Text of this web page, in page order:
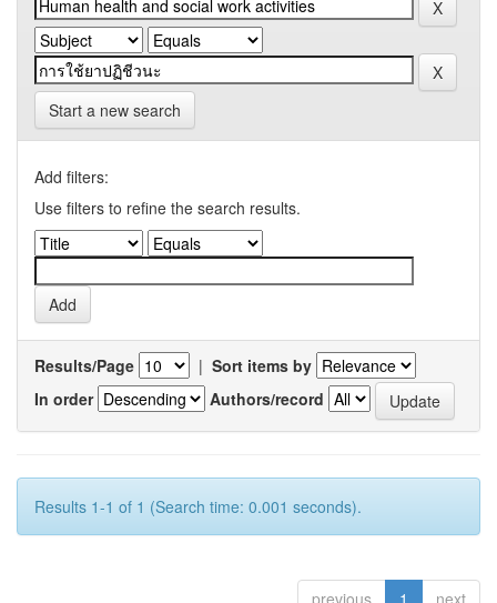
Start a new search
Add filters:
Use filters to refine the search results.
Results/Page | Sort items by
In order
Authors/record
Results 1-1 of 1 (Search time: 0.001 seconds).
previous 1 next